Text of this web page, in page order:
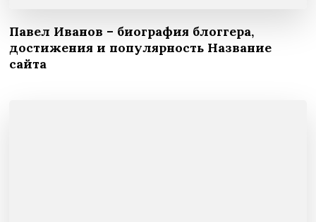
Павел Иванов – биография блоггера,
достижения и популярность Название
сайта